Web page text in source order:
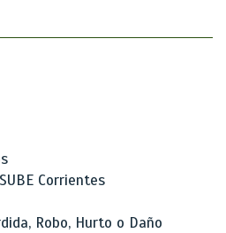
Corrientes
Robo, Hurto o Daño